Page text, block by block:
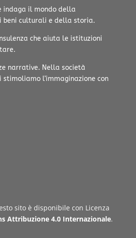
indaga il mondo della
beni culturali e della storia.
che aiuta le istituzioni
narrative. Nella società
stimoliamo l’immaginazione con
sito è disponibile con Licenza
Attribuzione 4.0 Internazionale.